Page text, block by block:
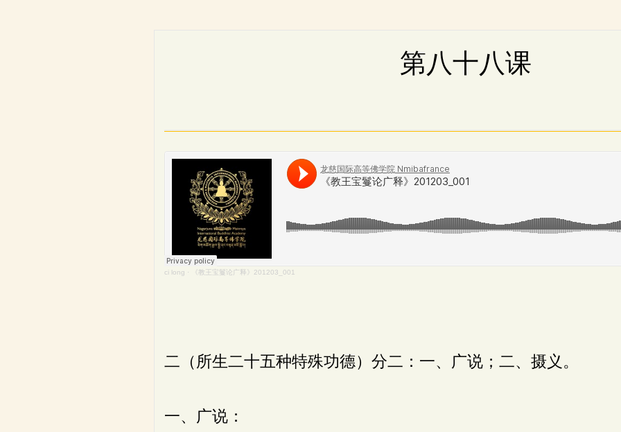
第八十八课
ci long · 《教王宝鬘论广释》201203_001
二（所生二十五种特殊功德）分二：一、广说；二、摄义。
一、广说：